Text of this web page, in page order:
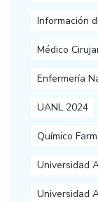
Información
Médico
Enfermería
UANL 2024
Químico
Universidad
Universidad